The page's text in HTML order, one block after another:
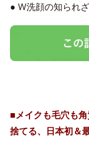
● W洗顔の知られ
■メイクも毛穴も
捨てる、日本初＆